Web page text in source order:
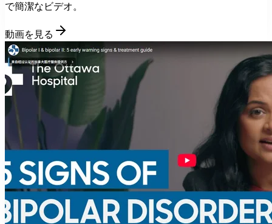
で簡潔なビデオ。
動画を見る